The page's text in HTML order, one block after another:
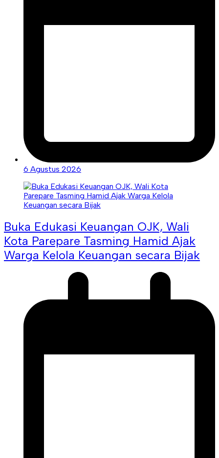
6 Agustus 2026
Buka Edukasi Keuangan OJK, Wali
Kota Parepare Tasming Hamid Ajak
Warga Kelola Keuangan secara Bijak